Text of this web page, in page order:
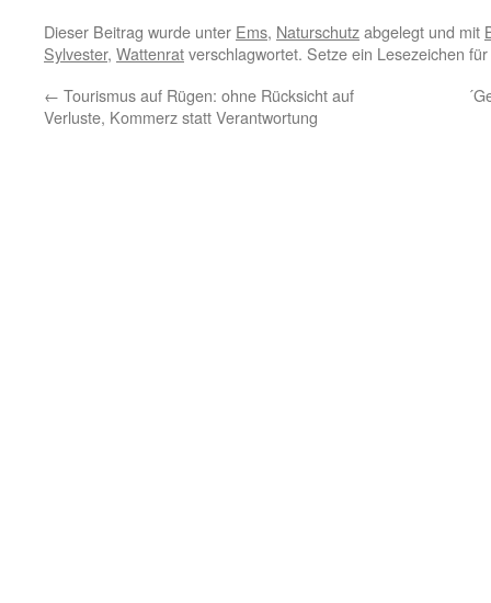
Dieser Beitrag wurde unter Ems, Naturschutzabgelegt und mit
Sylvester, Wattenratverschlagwortet. Setze ein Lesezeichen
← Tourismus auf Rügen: ohne Rücksicht auf
Verluste, Kommerz statt Verantwortung